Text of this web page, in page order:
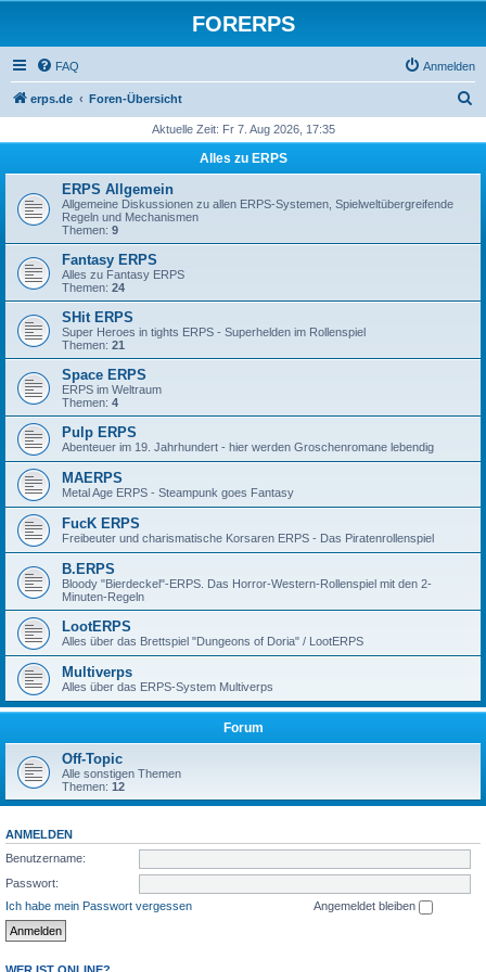
FORERPS
FAQ Anmelden
erps.de Foren-Übersicht
h
Aktuelle Zeit: Fr 7. Aug 2026, 17:35
Alles zu ERPS
ERPS Allgemein
Allgemeine Diskussionen zu allen ERPS-Systemen, Spielweltübergreifende
Regeln und Mechanismen
Themen: 9
Fantasy ERPS
Alles zu Fantasy ERPS
Themen: 24
SHit ERPS
Super Heroes in tights ERPS - Superhelden im Rollenspiel
Themen: 21
Space ERPS
ERPS im Weltraum
Themen: 4
Pulp ERPS
Abenteuer im 19. Jahrhundert - hier werden Groschenromane lebendig
MAERPS
Metal Age ERPS - Steampunk goes Fantasy
FucK ERPS
Freibeuter und charismatische Korsaren ERPS - Das Piratenrollenspiel
B.ERPS
Bloody "Bierdeckel"-ERPS. Das Horror-Western-Rollenspiel mit den 2-
Minuten-Regeln
LootERPS
Alles über das Brettspiel "Dungeons of Doria" / LootERPS
Multiverps
Alles über das ERPS-System Multiverps
Forum
Off-Topic
Alle sonstigen Themen
Themen: 12
ANMELDEN
Benutzername:
Passwort:
Ich habe mein Passwort vergessen
Angemeldet bleiben